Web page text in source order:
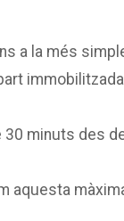
a la més
minuts des
aquesta